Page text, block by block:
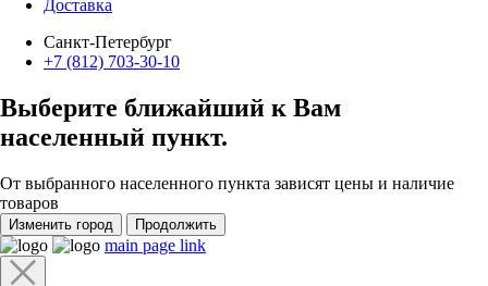
Доставка
Санкт-Петербург
+7 (812) 703-30-10
Выберите ближайший к Вам
населенный пункт.
От выбранного населенного пункта зависят цены и наличие
товаров
Изменить город Продолжить
main page link